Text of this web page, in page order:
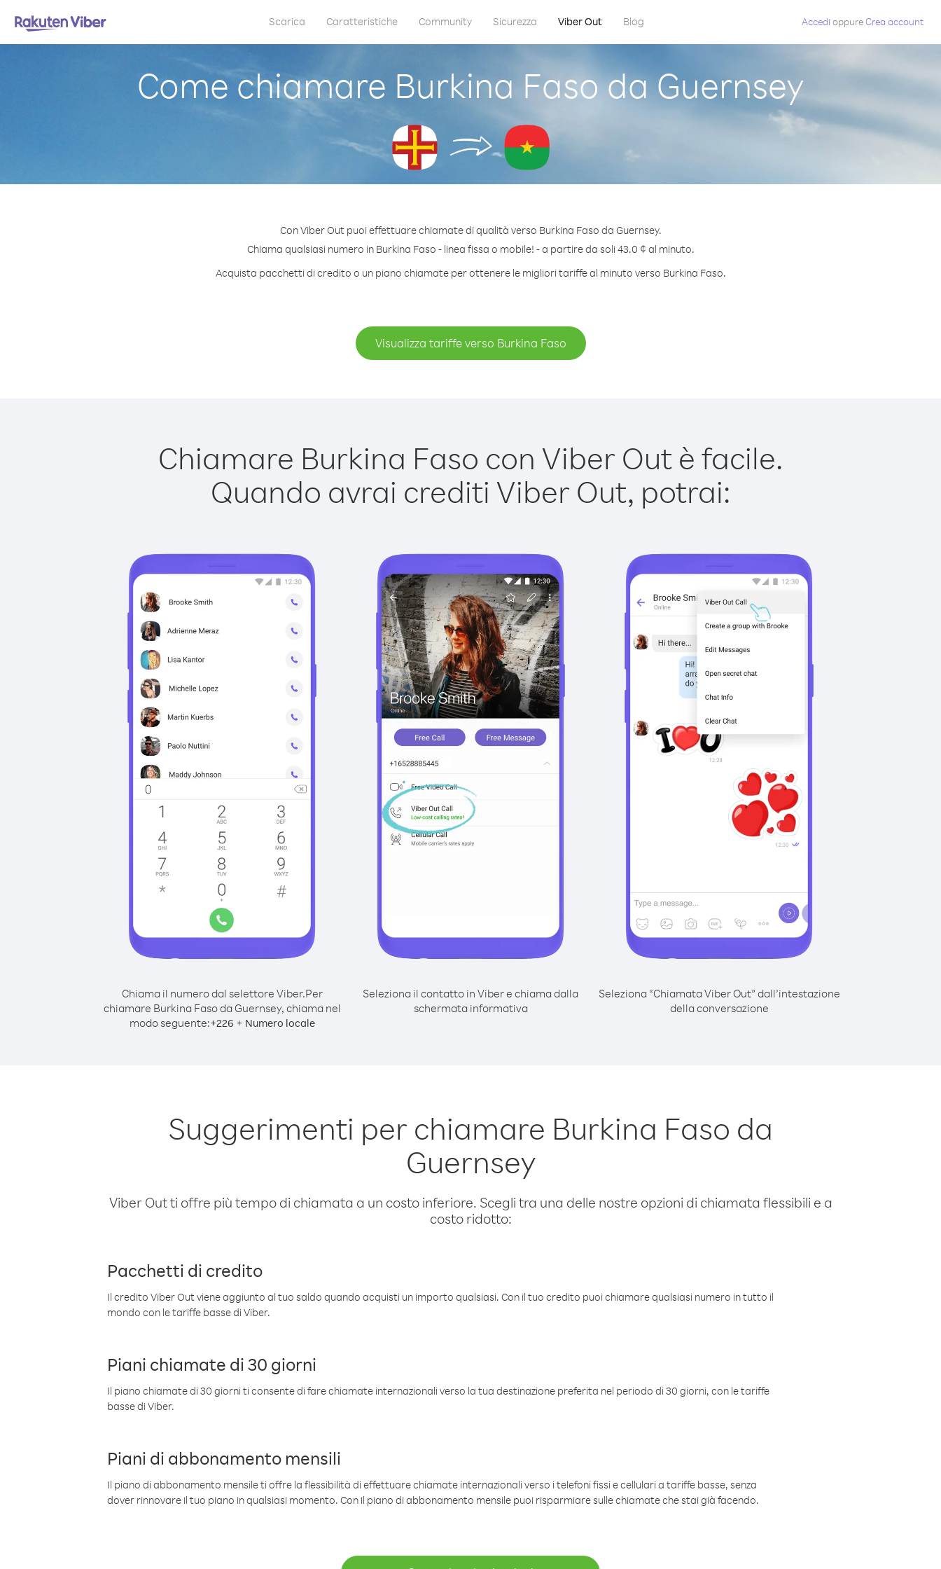
Scarica Caratteristiche Community Sicurezza Viber Out Blog Accedi oppureCrea account
Come chiamare Burkina Faso da Guernsey
Con Viber Out puoi effettuare chiamate di qualità verso Burkina Faso da Guernsey.
Chiama qualsiasi numero in Burkina Faso - linea fissa o mobile! - a partire da soli 43.0 ¢ al minuto.
Acquista pacchetti di credito o un piano chiamate per ottenere le migliori tariffe al minuto verso Burkina Faso.
Visualizza tariffe verso Burkina Faso
Chiamare Burkina Faso con Viber Out è facile.
Quando avrai crediti Viber Out, potrai:
Chiama il numero dal selettore Viber.Per
chiamare Burkina Faso da Guernsey, chiama nel
modo seguente:+226 + Numero locale
Seleziona il contatto in Viber e chiama dalla
schermata informativa
Seleziona “Chiamata Viber Out” dall’intestazione
della conversazione
Suggerimenti per chiamare Burkina Faso da
Guernsey
Viber Out ti offre più tempo di chiamata a un costo inferiore. Scegli tra una delle nostre opzioni di chiamata flessibili e a
costo ridotto:
Pacchetti di credito
Il credito Viber Out viene aggiunto al tuo saldo quando acquisti un importo qualsiasi. Con il tuo credito puoi chiamare qualsiasi numero in tutto il
mondo con le tariffe basse di Viber.
Piani chiamate di 30 giorni
Il piano chiamate di 30 giorni ti consente di fare chiamate internazionali verso la tua destinazione preferita nel periodo di 30 giorni, con le tariffe
basse di Viber.
Piani di abbonamento mensili
Il piano di abbonamento mensile ti offre la flessibilità di effettuare chiamate internazionali verso i telefoni fissi e cellulari a tariffe basse, senza
dover rinnovare il tuo piano in qualsiasi momento. Con il piano di abbonamento mensile puoi risparmiare sulle chiamate che stai già facendo.